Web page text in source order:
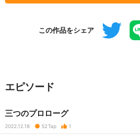
この作品をシェア
エピソード
三つのプロローグ
2022.12.18 52Tap 1